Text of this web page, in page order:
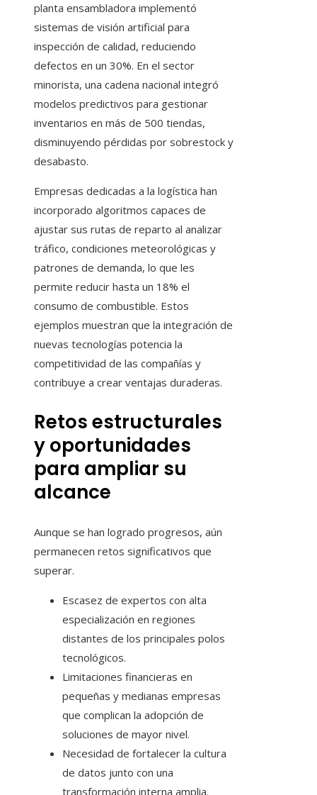
planta ensambladora implementó
sistemas de visión artificial para
inspección de calidad, reduciendo
defectos en un 30%. En el sector
minorista, una cadena nacional integró
modelos predictivos para gestionar
inventarios en más de 500 tiendas,
disminuyendo pérdidas por sobrestock y
desabasto.
Empresas dedicadas a la logística han
incorporado algoritmos capaces de
ajustar sus rutas de reparto al analizar
tráfico, condiciones meteorológicas y
patrones de demanda, lo que les
permite reducir hasta un 18% el
consumo de combustible. Estos
ejemplos muestran que la integración de
nuevas tecnologías potencia la
competitividad de las compañías y
contribuye a crear ventajas duraderas.
Retos estructurales
y oportunidades
para ampliar su
alcance
Aunque se han logrado progresos, aún
permanecen retos significativos que
superar.
Escasez de expertos con alta
especialización en regiones
distantes de los principales polos
tecnológicos.
Limitaciones financieras en
pequeñas y medianas empresas
que complican la adopción de
soluciones de mayor nivel.
Necesidad de fortalecer la cultura
de datos junto con una
transformación interna amplia.